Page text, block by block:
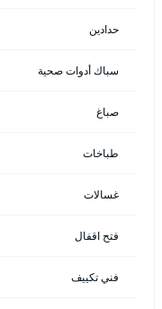
حدادين
سباك أدوات صحية
صباغ
طباخات
غسالات
فتح اقفال
فني تكييف